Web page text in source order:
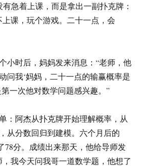
有急着上课，而是拿出一副扑克牌：
课，玩个游戏。二十一点，会
小时后，妈妈发来消息：“老师，他
问我‘妈妈，二十一点的输赢概率是
一次他对数学问题感兴趣。”
：阿杰从扑克牌开始理解概率，从
从分数回归到建模。六个月后的
78分。成绩出来那天，他给导师发
，我今天问我哥一道数学题，他想了